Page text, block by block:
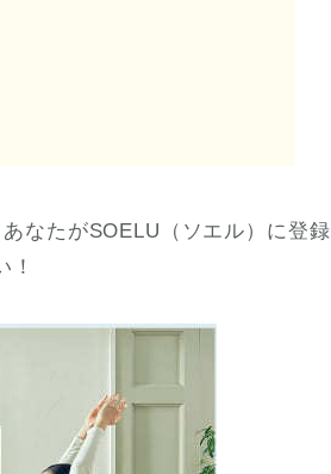
なたがSOELU（ソエル）に登録
！